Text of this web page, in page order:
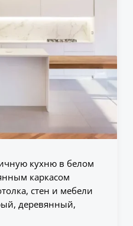
кухню в белом
каркасом
стен и мебели
деревянный,